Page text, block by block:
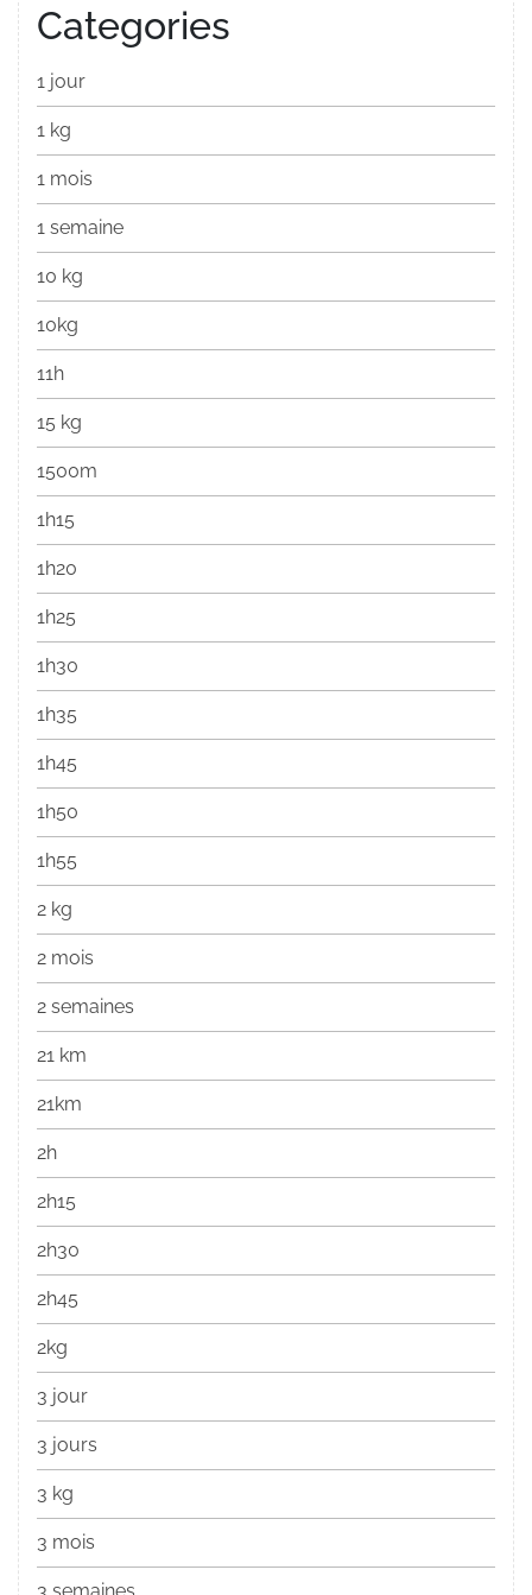
Categories
1 jour
1 kg
1 mois
1 semaine
10 kg
10kg
11h
15 kg
1500m
1h15
1h20
1h25
1h30
1h35
1h45
1h50
1h55
2 kg
2 mois
2 semaines
21 km
21km
2h
2h15
2h30
2h45
2kg
3 jour
3 jours
3 kg
3 mois